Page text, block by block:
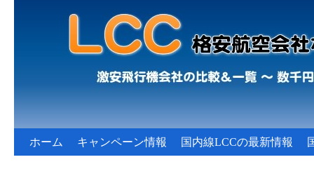
ホーム キャンペーン情報 国内線LCCの最新情報